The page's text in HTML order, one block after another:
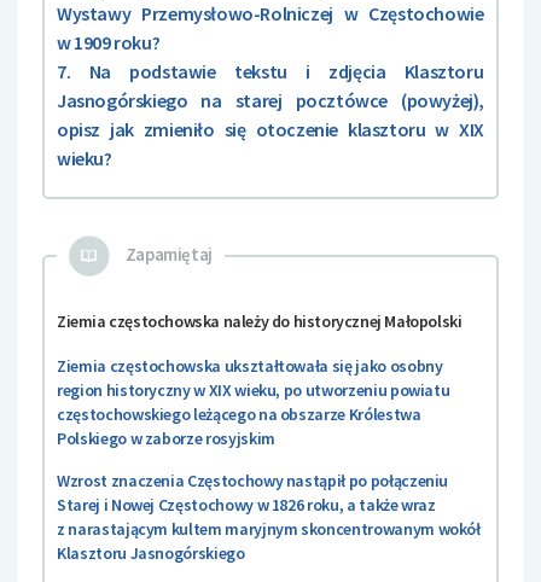
Wystawy Przemysłowo-Rolniczej w Częstochowie
w 1909 roku?
7. Na podstawie tekstu i zdjęcia Klasztoru
Jasnogórskiego na starej pocztówce (powyżej),
opisz jak zmieniło się otoczenie klasztoru w XIX
wieku?
Zapamiętaj
Ziemia częstochowska należy do historycznej Małopolski
Ziemia częstochowska ukształtowała się jako osobny
region historyczny w XIX wieku, po utworzeniu powiatu
częstochowskiego leżącego na obszarze Królestwa
Polskiego w zaborze rosyjskim
Wzrost znaczenia Częstochowy nastąpił po połączeniu
Starej i Nowej Częstochowy w 1826 roku, a także wraz
z narastającym kultem maryjnym skoncentrowanym wokół
Klasztoru Jasnogórskiego